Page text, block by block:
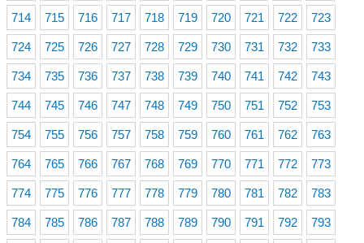
714 715 716 717 718 719 720 721 722 723
724 725 726 727 728 729 730 731 732 733
734 735 736 737 738 739 740 741 742 743
744 745 746 747 748 749 750 751 752 753
754 755 756 757 758 759 760 761 762 763
764 765 766 767 768 769 770 771 772 773
774 775 776 777 778 779 780 781 782 783
784 785 786 787 788 789 790 791 792 793